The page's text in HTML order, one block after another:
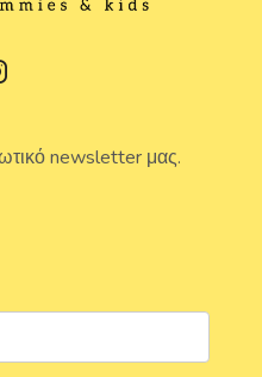
newsletter μας.